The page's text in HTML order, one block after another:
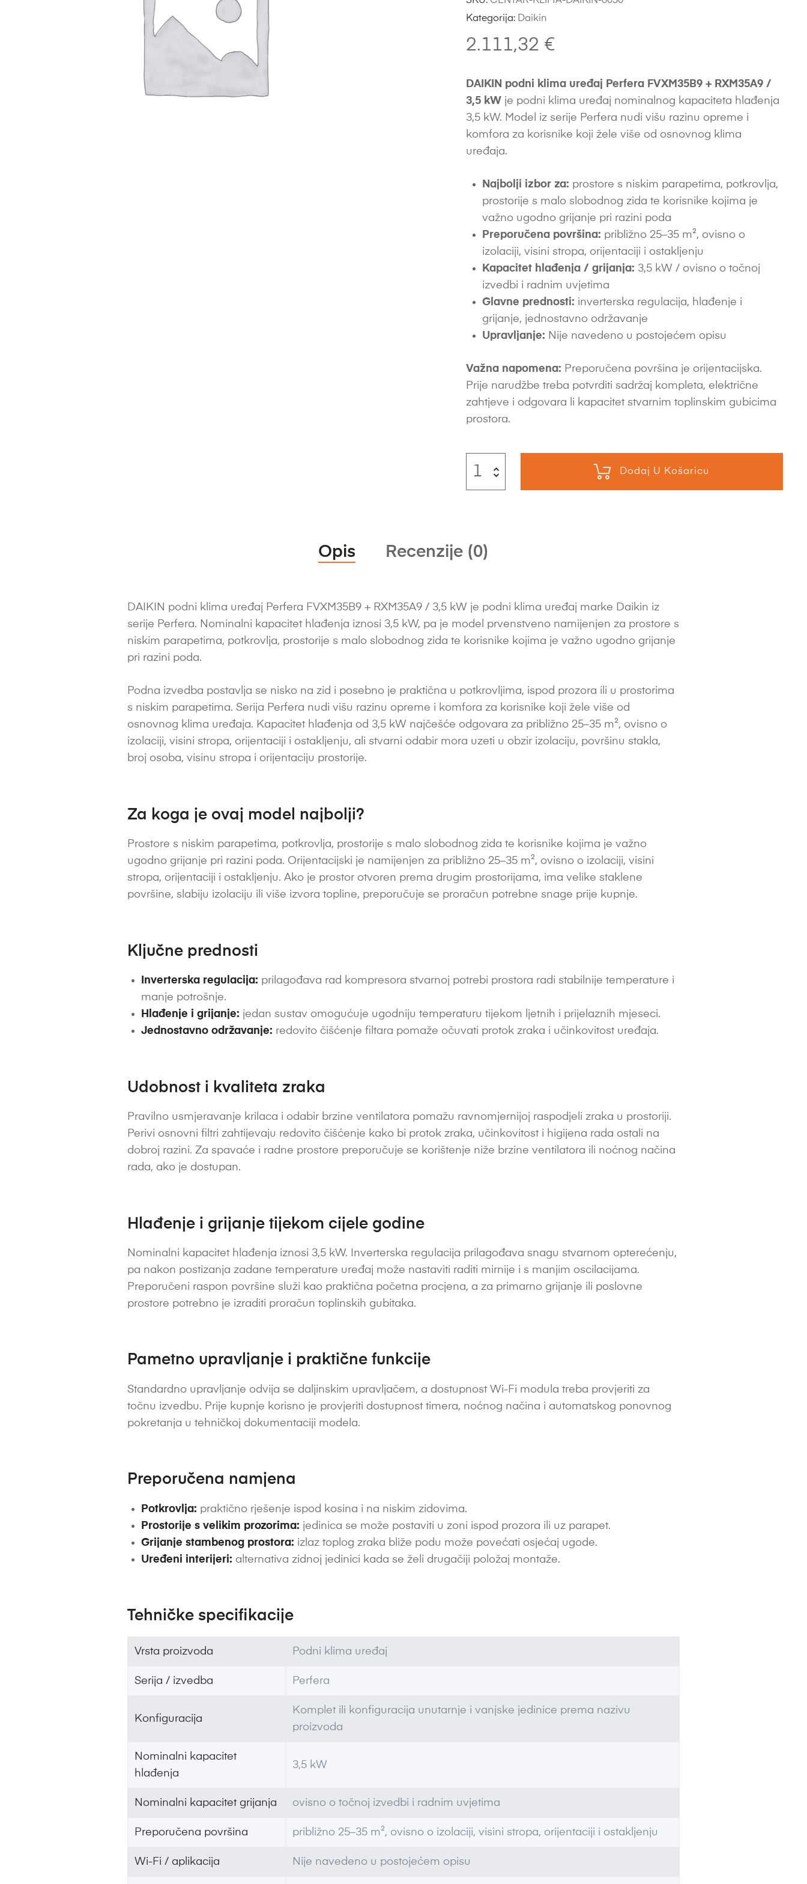
2.111,32 €
DAIKIN podni klima uređaj Perfera FVXM35B9 + RXM35A9 /
3,5 kW je podni klima uređaj nominalnog kapaciteta hlađenja
3,5 kW. Model iz serije Perfera nudi višu razinu opreme i
komfora za korisnike koji žele više od osnovnog klima
uređaja.
Najbolji izbor za: prostore s niskim parapetima, potkrovlja,
prostorije s malo slobodnog zida te korisnike kojima je
važno ugodno grijanje pri razini poda
Preporučena površina: približno 25–35 m², ovisno o
izolaciji, visini stropa, orijentaciji i ostakljenju
Kapacitet hlađenja / grijanja: 3,5 kW / ovisno o točnoj
izvedbi i radnim uvjetima
Glavne prednosti: inverterska regulacija, hlađenje i
grijanje, jednostavno održavanje
Upravljanje: Nije navedeno u postojećem opisu
Važna napomena: Preporučena površina je orijentacijska.
Prije narudžbe treba potvrditi sadržaj kompleta, električne
zahtjeve i odgovara li kapacitet stvarnim toplinskim gubicima
prostora.
Dodaj U Košaricu
Kategorija: Daikin
Opis Recenzije (0)
DAIKIN podni klima uređaj Perfera FVXM35B9 + RXM35A9 / 3,5 kW je podni klima uređaj marke Daikin iz
serije Perfera. Nominalni kapacitet hlađenja iznosi 3,5 kW, pa je model prvenstveno namijenjen za prostore s
niskim parapetima, potkrovlja, prostorije s malo slobodnog zida te korisnike kojima je važno ugodno grijanje
pri razini poda.
Podna izvedba postavlja se nisko na zid i posebno je praktična u potkrovljima, ispod prozora ili u prostorima
s niskim parapetima. Serija Perfera nudi višu razinu opreme i komfora za korisnike koji žele više od
osnovnog klima uređaja. Kapacitet hlađenja od 3,5 kW najčešće odgovara za približno 25–35 m², ovisno o
izolaciji, visini stropa, orijentaciji i ostakljenju, ali stvarni odabir mora uzeti u obzir izolaciju, površinu stakla,
broj osoba, visinu stropa i orijentaciju prostorije.
Za koga je ovaj model najbolji?
Prostore s niskim parapetima, potkrovlja, prostorije s malo slobodnog zida te korisnike kojima je važno
ugodno grijanje pri razini poda. Orijentacijski je namijenjen za približno 25–35 m², ovisno o izolaciji, visini
stropa, orijentaciji i ostakljenju. Ako je prostor otvoren prema drugim prostorijama, ima velike staklene
površine, slabiju izolaciju ili više izvora topline, preporučuje se proračun potrebne snage prije kupnje.
Ključne prednosti
Inverterska regulacija: prilagođava rad kompresora stvarnoj potrebi prostora radi stabilnije temperature i
manje potrošnje.
Hlađenje i grijanje: jedan sustav omogućuje ugodniju temperaturu tijekom ljetnih i prijelaznih mjeseci.
Jednostavno održavanje: redovito čišćenje filtara pomaže očuvati protok zraka i učinkovitost uređaja.
Udobnost i kvaliteta zraka
Pravilno usmjeravanje krilaca i odabir brzine ventilatora pomažu ravnomjernijoj raspodjeli zraka u prostoriji.
Perivi osnovni filtri zahtijevaju redovito čišćenje kako bi protok zraka, učinkovitost i higijena rada ostali na
dobroj razini. Za spavaće i radne prostore preporučuje se korištenje niže brzine ventilatora ili noćnog načina
rada, ako je dostupan.
Hlađenje i grijanje tijekom cijele godine
Nominalni kapacitet hlađenja iznosi 3,5 kW. Inverterska regulacija prilagođava snagu stvarnom opterećenju,
pa nakon postizanja zadane temperature uređaj može nastaviti raditi mirnije i s manjim oscilacijama.
Preporučeni raspon površine služi kao praktična početna procjena, a za primarno grijanje ili poslovne
prostore potrebno je izraditi proračun toplinskih gubitaka.
Pametno upravljanje i praktične funkcije
Standardno upravljanje odvija se daljinskim upravljačem, a dostupnost Wi-Fi modula treba provjeriti za
točnu izvedbu. Prije kupnje korisno je provjeriti dostupnost timera, noćnog načina i automatskog ponovnog
pokretanja u tehničkoj dokumentaciji modela.
Preporučena namjena
Potkrovlja: praktično rješenje ispod kosina i na niskim zidovima.
Prostorije s velikim prozorima: jedinica se može postaviti u zoni ispod prozora ili uz parapet.
Grijanje stambenog prostora: izlaz toplog zraka bliže podu može povećati osjećaj ugode.
Uređeni interijeri: alternativa zidnoj jedinici kada se želi drugačiji položaj montaže.
Tehničke specifikacije
Vrsta proizvoda Podni klima uređaj
Serija / izvedba Perfera
Konfiguracija
Komplet ili konfiguracija unutarnje i vanjske jedinice prema nazivu
proizvoda
Nominalni kapacitet
hlađenja
3,5 kW
Nominalni kapacitet grijanja ovisno o točnoj izvedbi i radnim uvjetima
Preporučena površina približno 25–35 m², ovisno o izolaciji, visini stropa, orijentaciji i ostakljenju
Wi-Fi / aplikacija Nije navedeno u postojećem opisu